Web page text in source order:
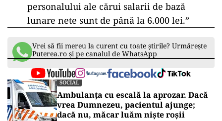
personalului ale cărui salarii de bază
lunare nete sunt de până la 6.000 lei.”
Vrei să fii mereu la curent cu toate știrile? Urmărește
Puterea.ro și pe canalul de WhatsApp
SOCIAL
Ambulanța cu escală la aprozar. Dacă
vrea Dumnezeu, pacientul ajunge;
dacă nu, măcar luăm niște roșii